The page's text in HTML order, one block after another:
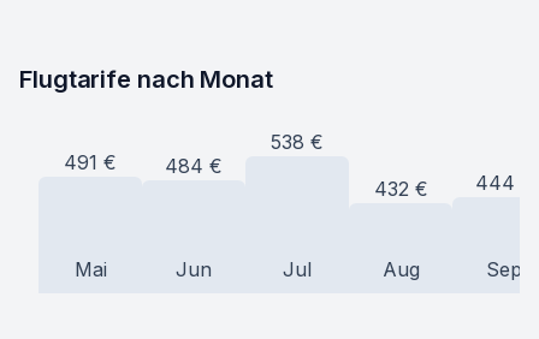
Flugtarife nach Monat
491 €
Mai
484 €
Jun
538 €
Jul
432 €
Aug
444
Sep